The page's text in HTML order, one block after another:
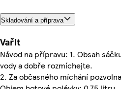
Skladování a příprava
Vařit
Návod na přípravu: 1. Obsah
vody a dobře rozmíchejte.
2. Za občasného míchání